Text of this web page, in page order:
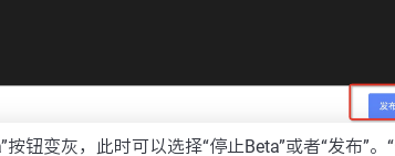
按钮变灰，此时可以选择“停止Beta”或者“发布”。